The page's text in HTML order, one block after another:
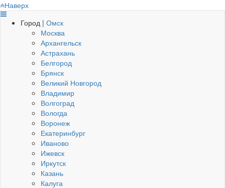
Наверх
Город | Омск
Москва
Архангельск
Астрахань
Белгород
Брянск
Великий Новгород
Владимир
Волгоград
Вологда
Воронеж
Екатеринбург
Иваново
Ижевск
Иркутск
Казань
Калуга